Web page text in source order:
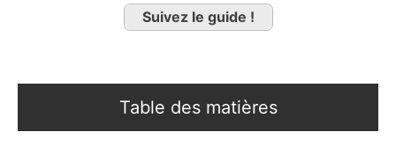
Suivez le guide !
Table des matières